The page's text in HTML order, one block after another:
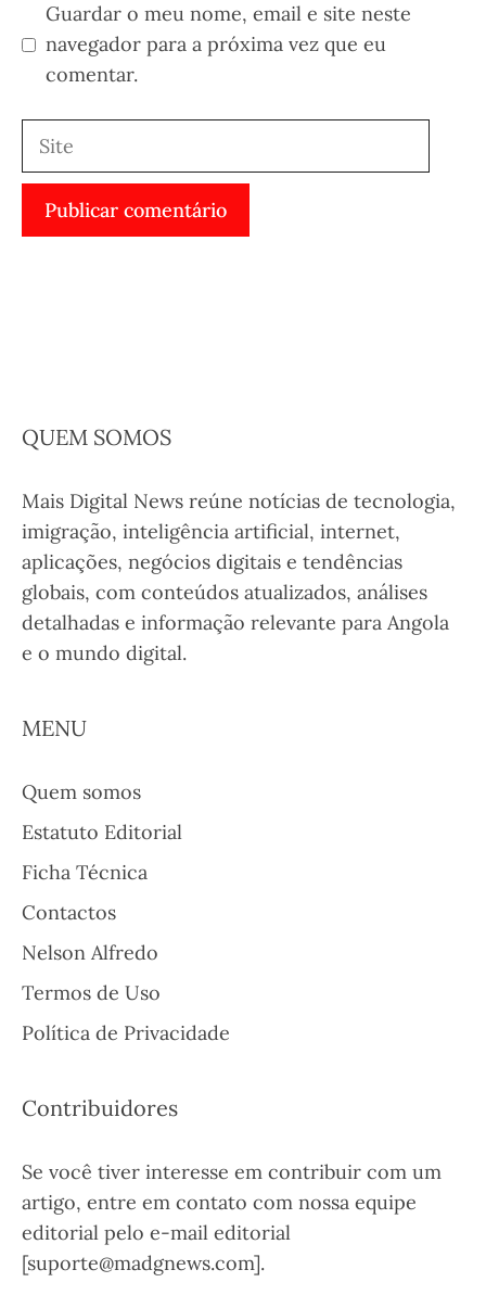
Guardar o meu nome, email e site neste
navegador para a próxima vez que eu
comentar.
Site
QUEM SOMOS
Mais Digital News reúne notícias de tecnologia,
imigração, inteligência artificial, internet,
aplicações, negócios digitais e tendências
globais, com conteúdos atualizados, análises
detalhadas e informação relevante para Angola
e o mundo digital.
MENU
Quem somos
Estatuto Editorial
Ficha Técnica
Contactos
Nelson Alfredo
Termos de Uso
Política de Privacidade
Contribuidores
Se você tiver interesse em contribuir com um
artigo, entre em contato com nossa equipe
editorial pelo e-mail editorial
[suporte@madgnews.com].